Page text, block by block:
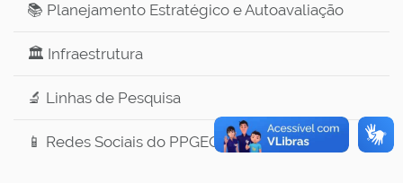
📚 Planejamento Estratégico e Autoavaliação
🏛️ Infraestrutura
🔬 Linhas de Pesquisa
📱 Redes Sociais do PPGEQ